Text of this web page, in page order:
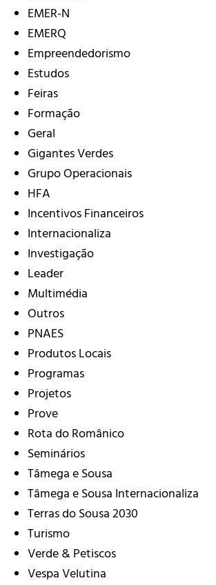
EMER-N
EMERQ
Empreendedorismo
Estudos
Feiras
Formação
Geral
Gigantes Verdes
Grupo Operacionais
HFA
Incentivos Financeiros
Internacionaliza
Investigação
Leader
Multimédia
Outros
PNAES
Produtos Locais
Programas
Projetos
Prove
Rota do Românico
Seminários
Tâmega e Sousa
Tâmega e Sousa Internacionaliza
Terras do Sousa 2030
Turismo
Verde & Petiscos
Vespa Velutina